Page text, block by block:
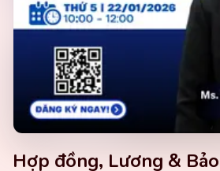
Hợp đồng, Lương &